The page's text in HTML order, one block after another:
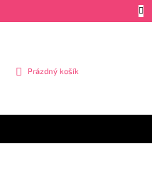
NÁKUPNÍ
Prázdný košík